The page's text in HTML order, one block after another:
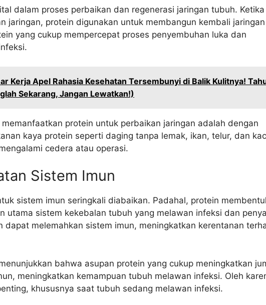
dalam proses perbaikan dan regenerasi jaringan tubuh.
jaringan, protein digunakan untuk membangun kembali
yang cukup mempercepat proses penyembuhan luka dan
Kerja Apel Rahasia Kesehatan Tersembunyi di Balik Kulitnya!
Sekarang, Jangan Lewatkan!)
protein untuk perbaikan jaringan adalah dengan
kaya protein seperti daging tanpa lemak, ikan, telur, dan
cedera atau operasi.
Sistem Imun
sistem imun seringkali diabaikan. Padahal, protein
utama sistem kekebalan tubuh yang melawan infeksi dan
dapat melemahkan sistem imun, meningkatkan kerentanan
bahwa asupan protein yang cukup meningkatkan
meningkatkan kemampuan tubuh melawan infeksi. Oleh
khususnya saat tubuh sedang melawan infeksi.